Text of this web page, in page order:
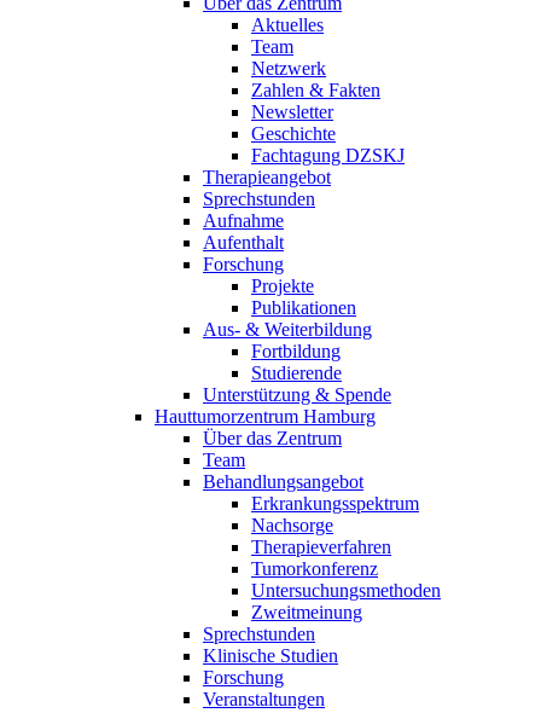
Aktuelles
Team
Netzwerk
Zahlen & Fakten
Newsletter
Geschichte
Fachtagung DZSKJ
Therapieangebot
Sprechstunden
Aufnahme
Aufenthalt
Forschung
Projekte
Publikationen
Aus- & Weiterbildung
Fortbildung
Studierende
Unterstützung & Spende
Hauttumorzentrum Hamburg
Über das Zentrum
Team
Behandlungsangebot
Erkrankungsspektrum
Nachsorge
Therapieverfahren
Tumorkonferenz
Untersuchungsmethoden
Zweitmeinung
Sprechstunden
Klinische Studien
Forschung
Veranstaltungen